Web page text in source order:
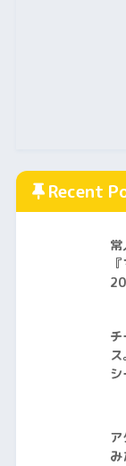
Recent
シ
み